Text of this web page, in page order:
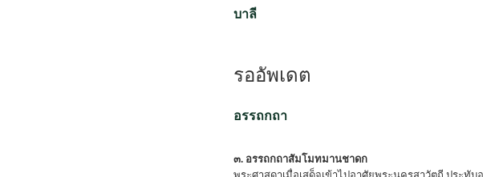
บาลี
รออัพเดต
อรรถกถา
๓. อรรถกถาสัมโมทมานชาดก